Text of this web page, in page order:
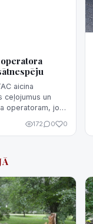
aicina
ceļojumus un
operatoram, jo
172 0 0